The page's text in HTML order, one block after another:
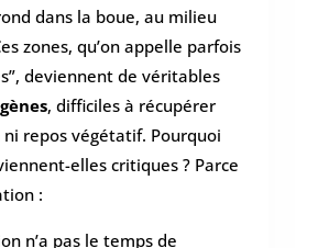
dans la boue, au milieu
zones, qu’on appelle parfois
deviennent de véritables
, difficiles à récupérer
repos végétatif. Pourquoi
elles critiques ? Parce
:
n’a pas le temps de